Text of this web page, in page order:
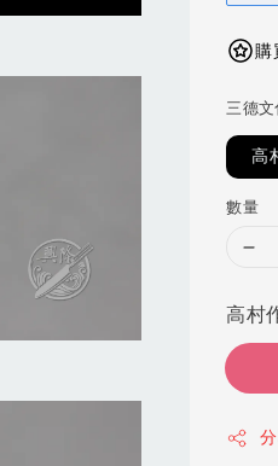
購
三德文
高
數量
高村